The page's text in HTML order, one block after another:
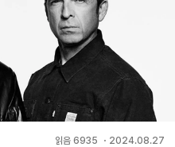
읽음 6935 ・ 2024.08.27